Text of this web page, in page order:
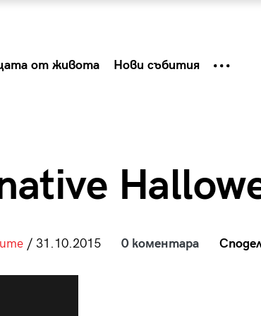
от живота Нови събития
/ 31.10.2015 0 коментара